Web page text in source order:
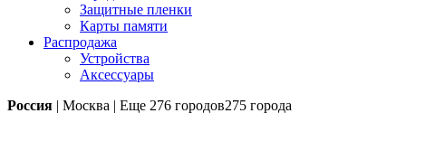
Защитные пленки
Карты памяти
Распродажа
Устройства
Аксессуары
Россия | Москва | Еще 276 городов275 города